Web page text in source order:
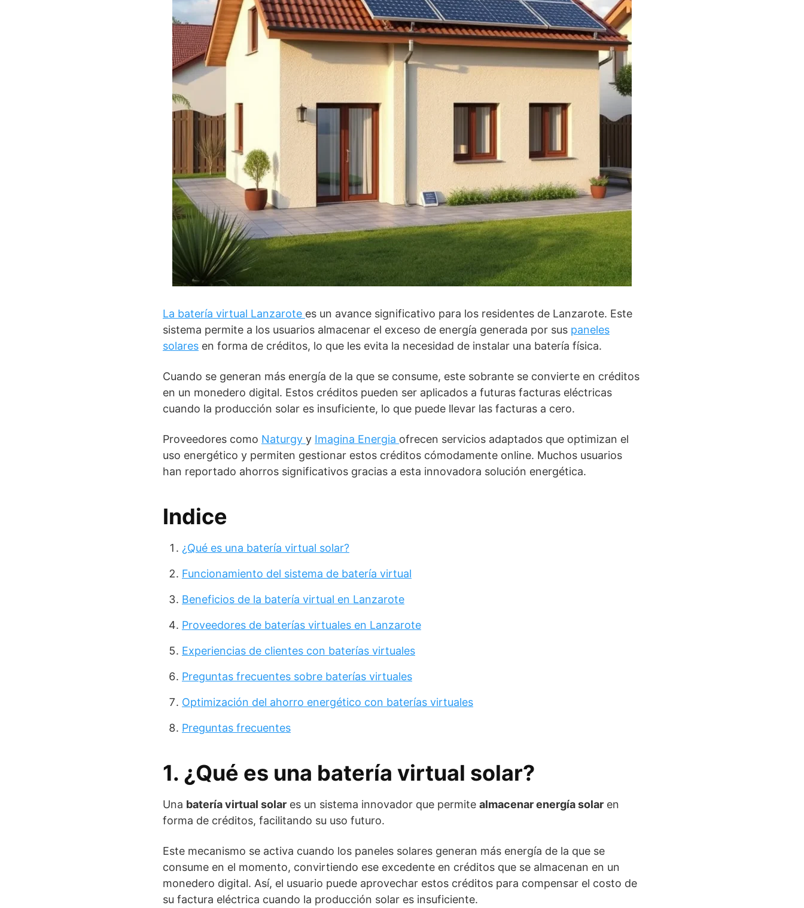
La batería virtual Lanzarote es un avance significativo para los residentes de Lanzarote. Este
sistema permite a los usuarios almacenar el exceso de energía generada por sus paneles
solares en forma de créditos, lo que les evita la necesidad de instalar una batería física.
Cuando se generan más energía de la que se consume, este sobrante se convierte en créditos
en un monedero digital. Estos créditos pueden ser aplicados a futuras facturas eléctricas
cuando la producción solar es insuficiente, lo que puede llevar las facturas a cero.
Proveedores como Naturgy y Imagina Energia ofrecen servicios adaptados que optimizan el
uso energético y permiten gestionar estos créditos cómodamente online. Muchos usuarios
han reportado ahorros significativos gracias a esta innovadora solución energética.
Indice
¿Qué es una batería virtual solar?
Funcionamiento del sistema de batería virtual
Beneficios de la batería virtual en Lanzarote
Proveedores de baterías virtuales en Lanzarote
Experiencias de clientes con baterías virtuales
Preguntas frecuentes sobre baterías virtuales
Optimización del ahorro energético con baterías virtuales
Preguntas frecuentes
1. ¿Qué es una batería virtual solar?
Una batería virtual solar es un sistema innovador que permite almacenar energía solar en
forma de créditos, facilitando su uso futuro.
Este mecanismo se activa cuando los paneles solares generan más energía de la que se
consume en el momento, convirtiendo ese excedente en créditos que se almacenan en un
monedero digital. Así, el usuario puede aprovechar estos créditos para compensar el costo de
su factura eléctrica cuando la producción solar es insuficiente.